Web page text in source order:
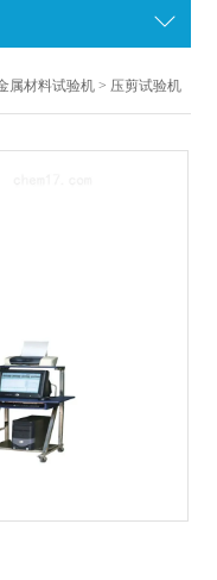
属材料试验机 > 压剪试验机